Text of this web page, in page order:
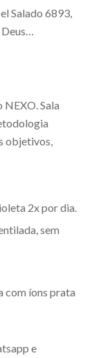
Salado 6893,
Deus…
Sala
objetivos,
2x por dia.
sem
com íons prata
e